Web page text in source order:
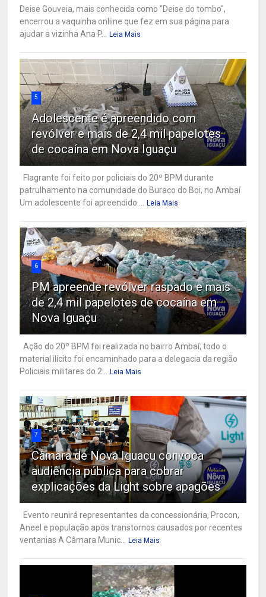
Deise Gouveia, mais conhecida como "Deise do tombo",
encerrou a vaquinha onliine que fez em sua página para
ajudar a vizinha Ana P...
Leia Mais
5
Adolescente é apreendido com
revólver e mais de 2,4 mil papelotes
de cocaína em Nova Iguaçu
Flagrante foi feito por policiais do 20º BPM durante
patrulhamento na comunidade do Buraco do Boi, no Ambaí
Um adolescente foi apreendido ...
Leia Mais
6
PM apreende revólver raspado e mais
de 2,4 mil papelotes de cocaína em
Nova Iguaçu
Ação do 20º BPM foi realizada no bairro Ambaí; todo o
material ilícito foi encaminhado para a delegacia da região
Policiais militares do 2...
Leia Mais
7
Câmara de Nova Iguaçu convoca
audiência pública para cobrar
explicações da Light sobre apagões
Evento reunirá representantes da concessionária, Procon,
Aneel e população após transtornos causados por recentes
ventanias A Câmara Munic...
Leia Mais